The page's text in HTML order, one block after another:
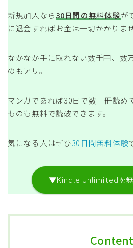
新規加入なら30日間の無料体験が
に退会すればお金は一切かかりま
なかなか手に取れない数千円、数
のもアリ。
マンガであれば30日で数十冊読め
ものも無料で読破できます。
気になる人はぜひ30日間無料体験
▼Kindle Unlimitedを